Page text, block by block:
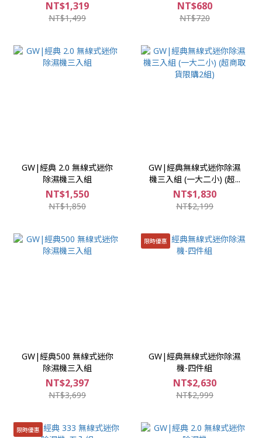
NT$1,319
NT$1,499
NT$680
NT$720
GW|經典 2.0 無線式迷你
除濕機三入組
NT$1,550
NT$1,850
GW|經典無線式迷你除濕
機三入組 (一大二小) (超...
NT$1,830
NT$2,199
GW|經典500 無線式迷你
除濕機三入組
NT$2,397
NT$3,699
限時優惠
GW|經典無線式迷你除濕
機-四件組
NT$2,630
NT$2,999
限時優惠